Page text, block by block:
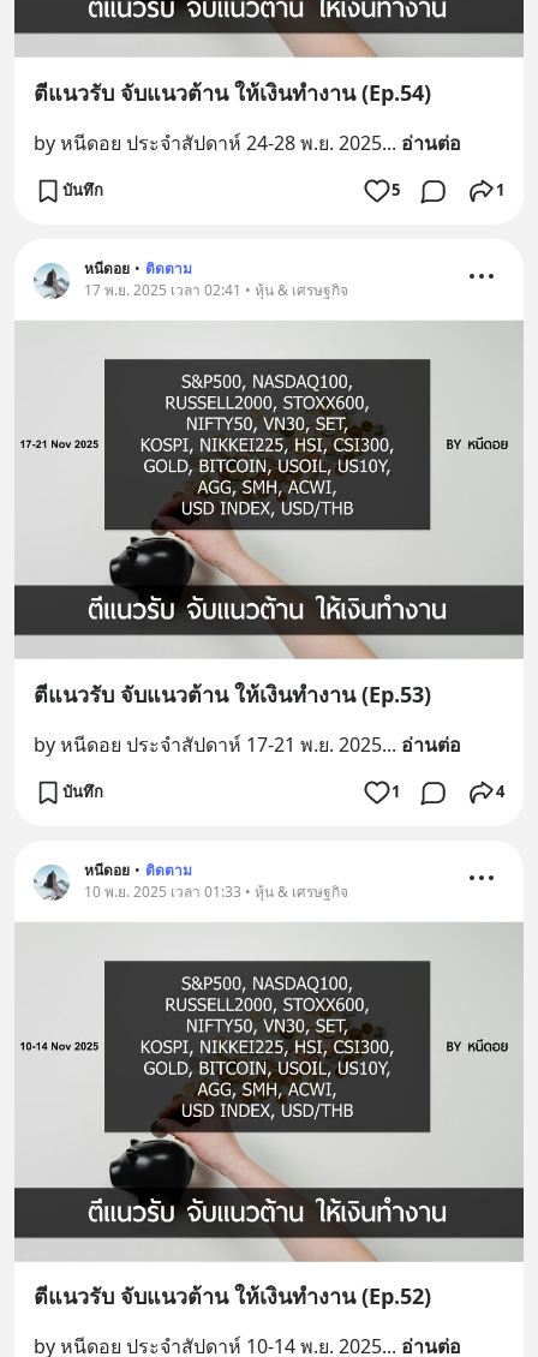
ตีแนวรับ จับแนวต้าน ให้เงินทำงาน (Ep.54)
by หนีดอย ประจำสัปดาห์ 24-28 พ.ย. 2025... อ่านต่อ
บันทึก 5 1
หนีดอย • ติดตาม
17 พ.ย. 2025 เวลา 02:41 • หุ้น & เศรษฐกิจ
ตีแนวรับ จับแนวต้าน ให้เงินทำงาน (Ep.53)
by หนีดอย ประจำสัปดาห์ 17-21 พ.ย. 2025... อ่านต่อ
บันทึก 1 4
หนีดอย • ติดตาม
10 พ.ย. 2025 เวลา 01:33 • หุ้น & เศรษฐกิจ
ตีแนวรับ จับแนวต้าน ให้เงินทำงาน (Ep.52)
by หนีดอย ประจำสัปดาห์ 10-14 พ.ย. 2025... อ่านต่อ